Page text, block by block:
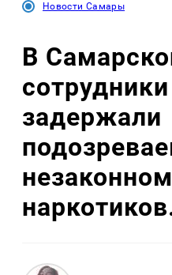
Новости Самары
В
задержали